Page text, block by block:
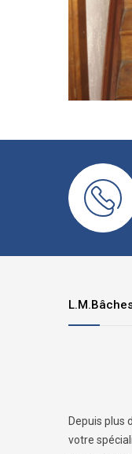
Depuis plus
votre